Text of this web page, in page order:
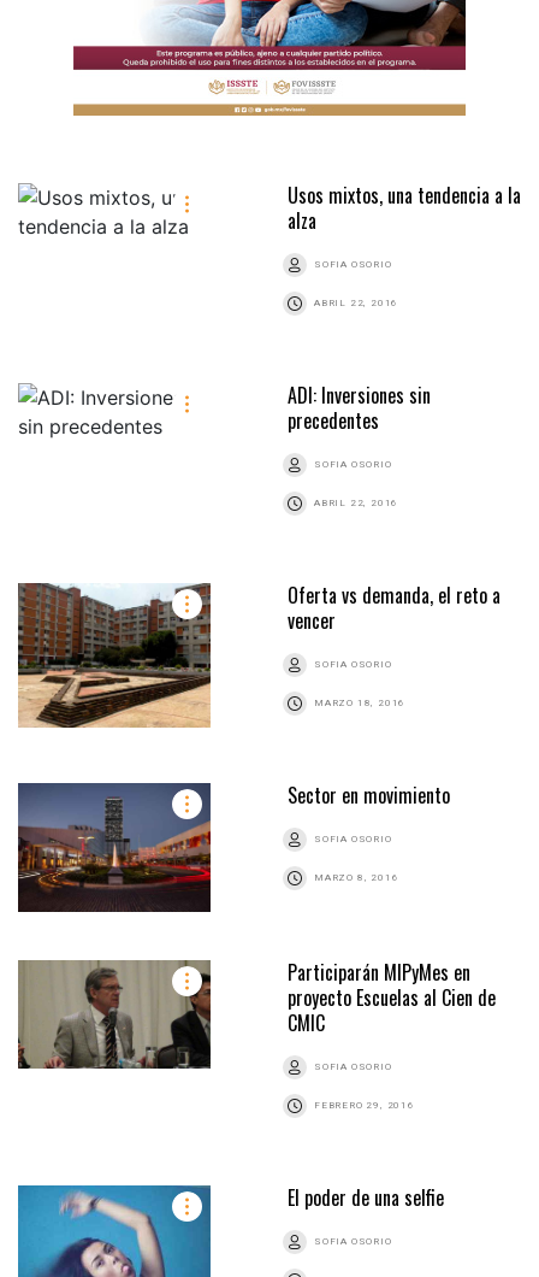
Usos mixtos, una tendencia a la
alza
SOFIA OSORIO
ABRIL 22, 2016
ADI: Inversiones sin
precedentes
SOFIA OSORIO
ABRIL 22, 2016
Oferta vs demanda, el reto a
vencer
SOFIA OSORIO
MARZO 18, 2016
Sector en movimiento
SOFIA OSORIO
MARZO 8, 2016
Participarán MIPyMes en
proyecto Escuelas al Cien de
CMIC
SOFIA OSORIO
FEBRERO 29, 2016
El poder de una selfie
SOFIA OSORIO